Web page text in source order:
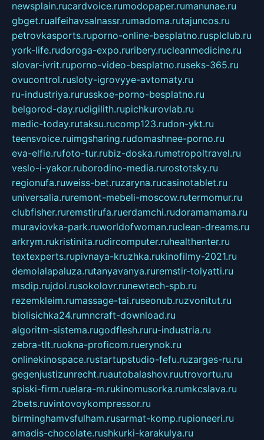
newsplain.rucardvoice.rumodopaper.rumanunae.ru
gbget.rualfeihavsalnassr.rumadoma.rutajuncos.ru
petrovkasports.ruporno-online-besplatno.rusplclub.ru
york-life.rudoroga-expo.ruribery.rucleanmedicine.ru
slovar-ivrit.ruporno-video-besplatno.ruseks-365.ru
ovucontrol.rusloty-igrovyye-avtomaty.ru
ru-industriya.rurusskoe-porno-besplatno.ru
belgorod-day.rudigilith.rupichkurovlab.ru
medic-today.rutaksu.rucomp123.rudon-ykt.ru
teensvoice.ruimgsharing.rudomashnee-porno.ru
eva-elfie.rufoto-tur.rubiz-doska.rumetropoltravel.ru
veslo-i-yakor.ruborodino-media.rurostotsky.ru
regionufa.ruweiss-bet.ruzaryna.rucasinotablet.ru
universalia.ruremont-mebeli-moscow.rutermomur.ru
clubfisher.ruremstirufa.ruerdamchi.rudoramamama.ru
muraviovka-park.ruworldofwoman.ruclean-dreams.ru
arkrym.rukristinita.rudircomputer.ruhealthenter.ru
textexperts.rupivnaya-kruzhka.rukinofilmy-2021.ru
demolalapaluza.rutanyavanya.ruremstir-tolyatti.ru
msdip.rujdol.rusokolovr.runewtech-spb.ru
rezemkleim.rumassage-tai.ruseonub.ruzvonitut.ru
biolisichka24.rumncraft-download.ru
algoritm-sistema.rugodflesh.ruru-industria.ru
zebra-tlt.ruokna-proficom.ruerynok.ru
onlinekinospace.rustartupstudio-fefu.ruzarges-ru.ru
gegenjustizunrecht.ruautobalashov.ruutrovortu.ru
spiski-firm.ruelara-m.rukinomusorka.rumkcslava.ru
2bets.ruvintovoykompressor.ru
birminghamvsfulham.rusarmat-komp.rupioneeri.ru
amadis-chocolate.rushkurki-karakulya.ru